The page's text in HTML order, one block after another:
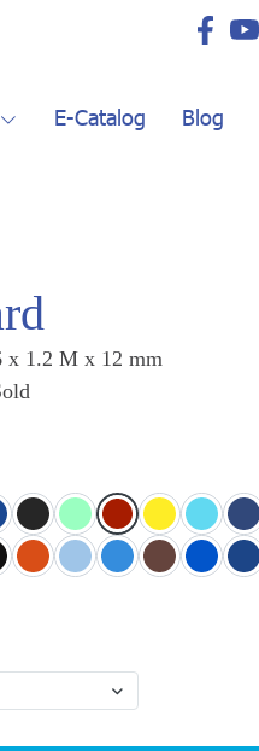
E-Catalog Blog
x 1.2 M x 12 mm